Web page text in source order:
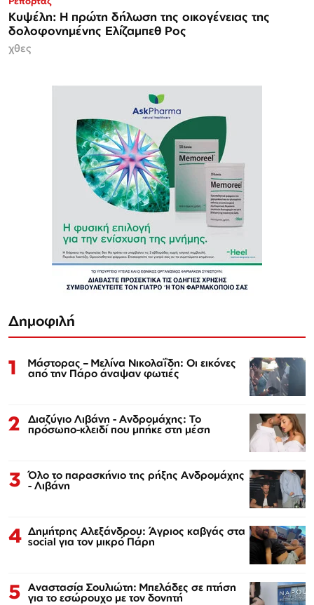
Κυψέλη: Η πρώτη δήλωση της οικογένειας της
δολοφονημένης Ελίζαμπεθ Ρος
χθες
Δημοφιλή
1 Μάστορας – Μελίνα Νικολαΐδη: Οι εικόνες
από την Πάρο άναψαν φωτιές
2 Διαζύγιο Λιβάνη - Ανδρομάχης: Το
πρόσωπο-κλειδί που μπήκε στη μέση
3 Όλο το παρασκήνιο της ρήξης Ανδρομάχης
- Λιβάνη
4 Δημήτρης Αλεξάνδρου: Άγριος καβγάς στα
social για τον μικρό Πάρη
5 Αναστασία Σουλιώτη: Μπελάδες σε πτήση
για το εσώρουχο με τον δονητή